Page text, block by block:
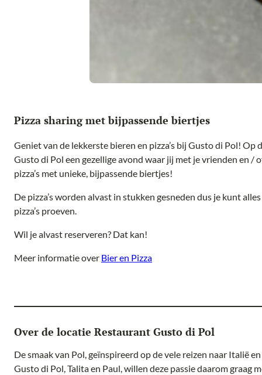
Pizza sharing met bijpassende biertjes
Geniet van de lekkerste bieren en pizza’s bij Gusto di Pol!
Gusto di Pol een gezellige avond waar jij met je vrienden en /
pizza’s met unieke, bijpassende biertjes!
De pizza’s worden alvast in stukken gesneden dus je kunt
pizza’s proeven.
Wil je alvast reserveren? Dat kan!
Meer informatie over Bier en Pizza
Over de locatie Restaurant Gusto di Pol
De smaak van Pol, geïnspireerd op de vele reizen naar Italië
Gusto di Pol, Talita en Paul, willen deze passie daarom graag